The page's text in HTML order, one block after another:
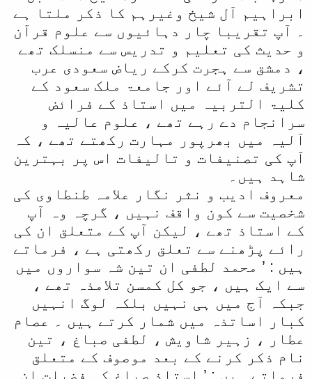
ابراہیم آل شیخ وغیرہم کا ذکر ملتا ہے
۔ آپ تقریبا چار دہائیوں سے علوم قرآن
و حدیث کی تعلیم و تدریس سے منسلک تھے
، دمشق سے ہجرت کرکے ریاض سعودی عرب
تشریف لے آئے اور جامعۃ ملک سعود کے
کلیۃ التربیہ میں استاذ کے فرائض
سرانجام دے رہے تھے ، علوم عالیہ و
آلیہ میں بھرپور مہارت رکھتے تھے ، کہ
آپ کی تصنیفات و تالیفات اس پر بہترین
شاہد ہیں۔
معروف ادیب و نثر نگار علامہ طنطاوی کی
شخصیت سے کون واقف نہیں ، گرچہ وہ آپ
کے استاذ تھے ، لیکن آپ کے متعلق ان کی
رائے پڑھنے سے تعلق رکھتی ہے ، فرماتے
ہیں : ’ محمد لطفی ان تین شہ سواروں میں
سے ایک ہیں ، جو کل کمسن تلامذہ تھے ،
جبکہ آج میں ہی نہیں بلکہ لوگ انہیں
کبار اساتذہ میں شمار کرتے ہیں ۔ عصام
عطار ، زہیر شاویش ، لطفی صباغ ، تین
نام ذکر کرنے کے بعد موصوف کے متعلق
فرماتے ہیں : ’ استاذ صباغ کی فضیلت ان